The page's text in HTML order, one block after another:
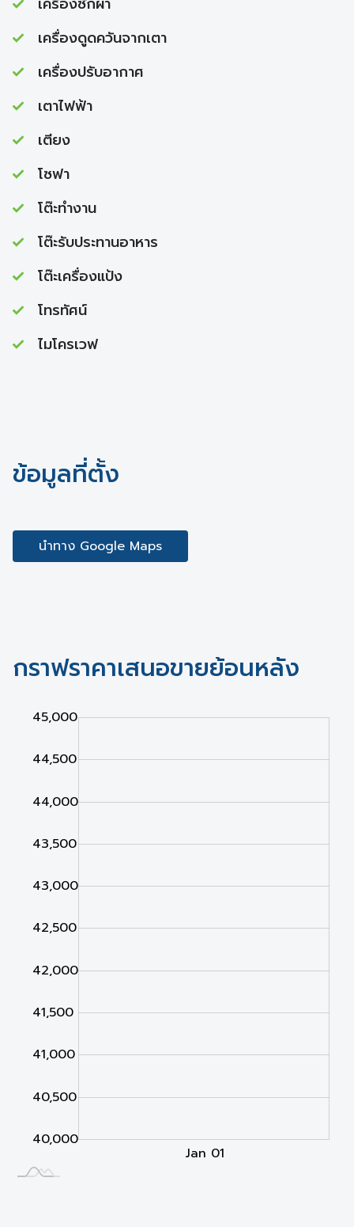
เครื่องดูดควันจากเตา
เครื่องปรับอากาศ
เตาไฟฟ้า
เตียง
โซฟา
โต๊ะทำงาน
โต๊ะรับประทานอาหาร
โต๊ะเครื่องแป้ง
โทรทัศน์
ไมโครเวฟ
ข้อมูลที่ตั้ง
นำทาง Google Maps
กราฟราคาเสนอขายย้อนหลัง
40,000
40,000
40,500
41,000
41,500
42,000
42,500
43,000
43,500
44,000
44,500
45,000
Jan 01